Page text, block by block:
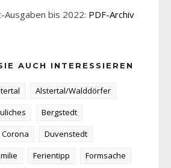
bis 2022: PDF-Archiv
AUCH INTERESSIEREN
Alstertal/Walddörfer
Bergstedt
Corona
Duvenstedt
Ferientipp
Formsache